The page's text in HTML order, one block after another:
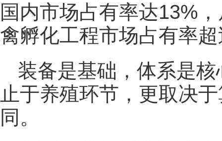
国内市场占有率达13%
禽孵化工程市场占有率
装备是基础，体系是
止于养殖环节，更取决
同。